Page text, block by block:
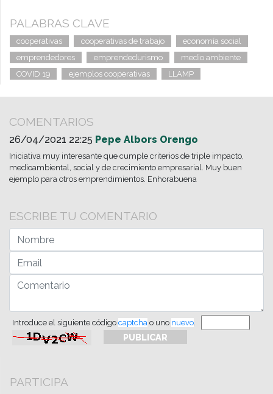
PALABRAS CLAVE
cooperativas cooperativas de trabajo
economía social
emprendedores
emprendedurismo
medio ambiente
COVID 19
ejemplos cooperativas LLAMP
COMENTARIOS
26/04/2021 22:25 Pepe Albors Orengo
Iniciativa muy interesante que cumple criterios de triple impacto,
medioambiental, social y de crecimiento empresarial. Muy buen
ejemplo para otros emprendimientos. Enhorabuena
ESCRIBE TU COMENTARIO
Introduce el siguiente código captcha o uno nuevo.
PARTICIPA